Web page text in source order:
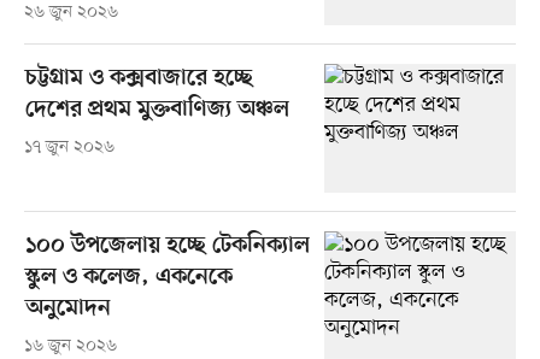
২৬ জুন ২০২৬
চট্টগ্রাম ও কক্সবাজারে হচ্ছে
দেশের প্রথম মুক্তবাণিজ্য অঞ্চল
১৭ জুন ২০২৬
১০০ উপজেলায় হচ্ছে টেকনিক্যাল
স্কুল ও কলেজ, একনেকে
অনুমোদন
১৬ জুন ২০২৬